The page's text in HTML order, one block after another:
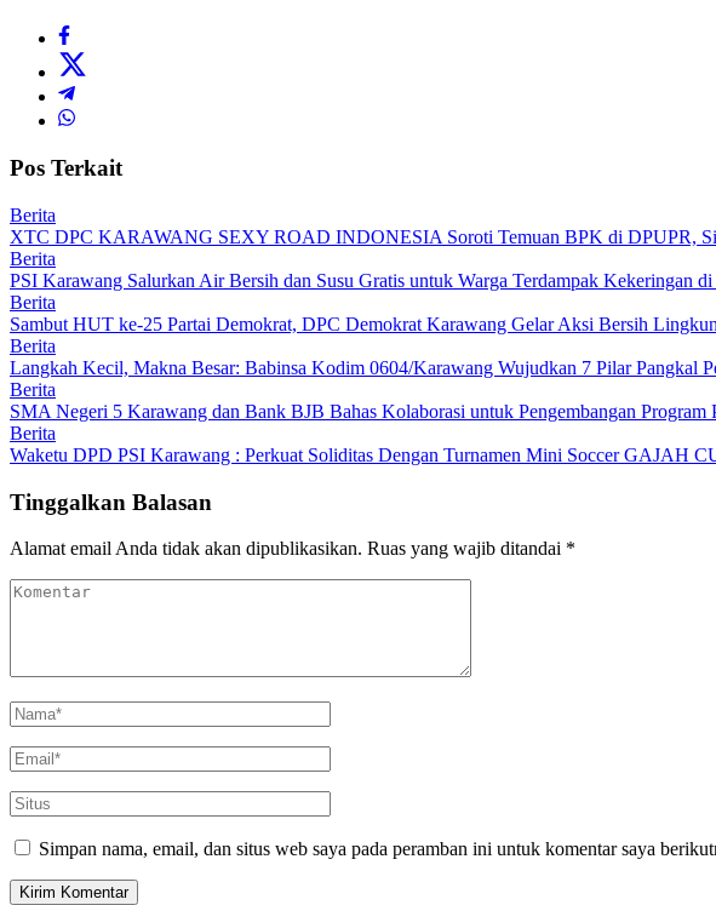
Pos Terkait
Berita
XTC DPC KARAWANG SEXY ROAD INDONESIA Soroti Temuan BPK di DPUPR,
Berita
PSI Karawang Salurkan Air Bersih dan Susu Gratis untuk Warga Terdampak Kekeringan
Berita
Sambut HUT ke-25 Partai Demokrat, DPC Demokrat Karawang Gelar Aksi Bersih
Berita
Langkah Kecil, Makna Besar: Babinsa Kodim 0604/Karawang Wujudkan 7 Pilar Pangkal
Berita
SMA Negeri 5 Karawang dan Bank BJB Bahas Kolaborasi untuk Pengembangan Program
Berita
Waketu DPD PSI Karawang : Perkuat Soliditas Dengan Turnamen Mini Soccer GAJAH
Tinggalkan Balasan
Alamat email Anda tidak akan dipublikasikan. Ruas yang wajib ditandai *
Simpan nama, email, dan situs web saya pada peramban ini untuk komentar saya